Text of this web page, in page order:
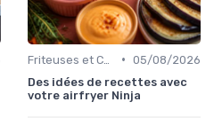
• 05/08/2026
Des idées de recettes avec
votre airfryer Ninja